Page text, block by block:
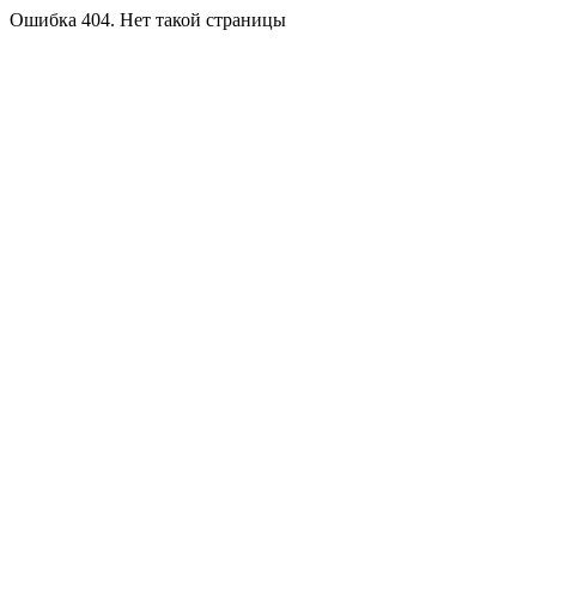
Ошибка 404. Нет такой страницы